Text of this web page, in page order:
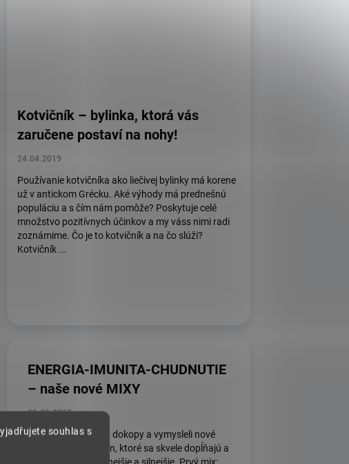
souhlas s
Kotvičník – bylinka, ktorá vás
zaručene postaví na nohy!
24.04.2019
Používanie kotvičníka ako liečivej bylinky má korene
už v antickom Grécku. Aké výhody má prednešnú
populáciu a s čím nám pomôže? Poskytuje celé
množstvo pozitívnych účinkov a my váss nimi radi
zoznámime. Čo je to kotvičník a na čo slúži?
Kotvičník ...
ENERGIA-IMUNITA-CHUDNUTIE
– naše nové MIXY
09.05.2017
Zase sme dali hlavy dokopy a vymysleli nové
atraktívne mixy bylín, ktoré sa skvele dopĺňajú a